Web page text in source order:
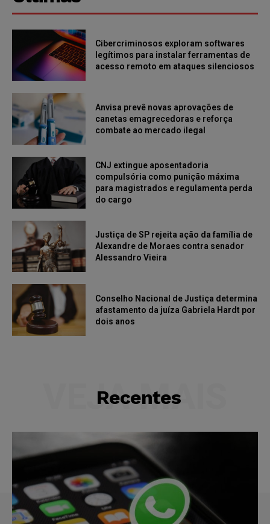
Cibercriminosos exploram softwares
legítimos para instalar ferramentas de
acesso remoto em ataques silenciosos
Anvisa prevê novas aprovações de
canetas emagrecedoras e reforça
combate ao mercado ilegal
CNJ extingue aposentadoria
compulsória como punição máxima
para magistrados e regulamenta perda
do cargo
Justiça de SP rejeita ação da família de
Alexandre de Moraes contra senador
Alessandro Vieira
Conselho Nacional de Justiça determina
afastamento da juíza Gabriela Hardt por
dois anos
Recentes
VEJA MAIS